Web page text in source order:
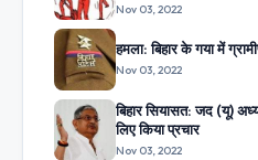
Nov 03, 2022
हमला: बिहार के गया में
Nov 03, 2022
बिहार सियासत: जद (यू)
लिए किया प्रचार
Nov 03, 2022